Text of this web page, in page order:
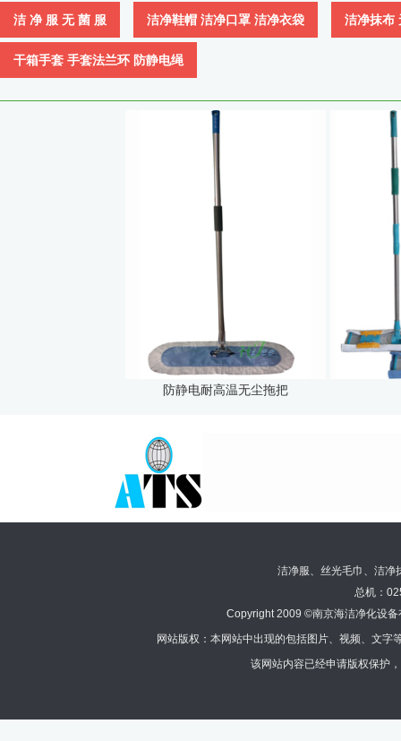
洁 净 服 无 菌 服 洁净鞋帽 洁净口罩 洁净衣袋 洁净抹布
干箱手套 手套法兰环 防静电绳
防静电耐高温无尘拖把
洁净服、丝光毛巾、洁净
总机：
Copyright 2009 ©南京海洁净化设
网站版权：本网站中出现的包括图片、视频、文
该网站内容已经申请版权保护